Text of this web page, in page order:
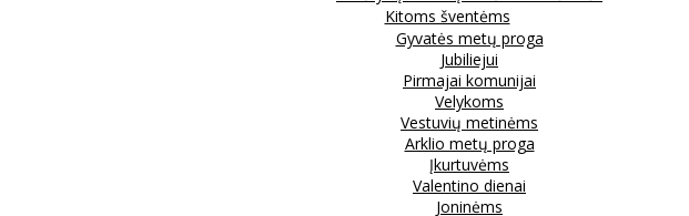
Kitoms šventėms
Gyvatės metų proga
Jubiliejui
Pirmajai komunijai
Velykoms
Vestuvių metinėms
Arklio metų proga
Įkurtuvėms
Valentino dienai
Joninėms